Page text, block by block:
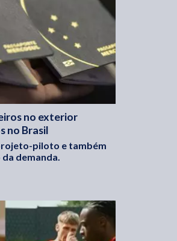
no exterior
no Brasil
piloto e também
demanda.